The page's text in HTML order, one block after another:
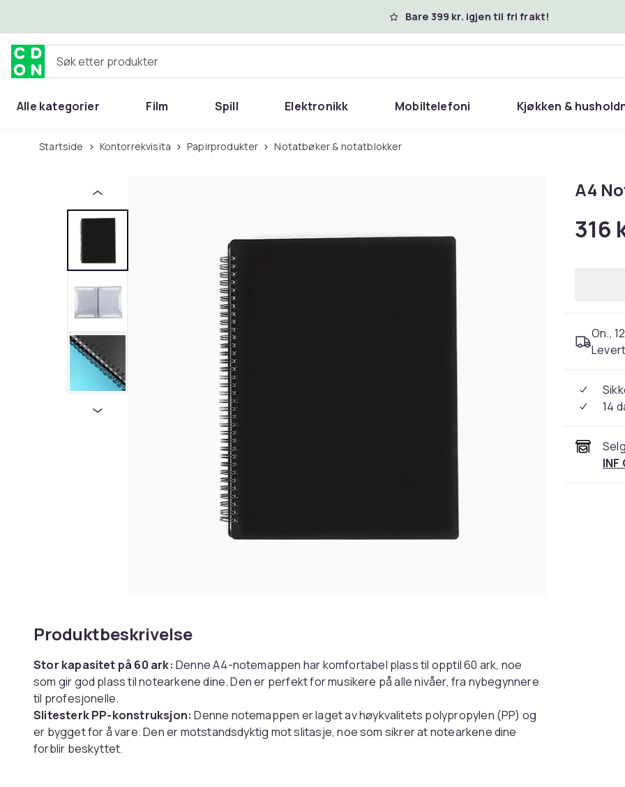
Bare 399 kr. igjen til fri frakt!
Søk etter produkter
Alle kategorier Film Spill Elektronikk Mobiltelefoni Kjøkken &
Startside Kontorrekvisita Papirprodukter Notatbøker & notatblokker
Produktbeskrivelse
Stor kapasitet på 60 ark: Denne A4-notemappen har komfortabel plass til opptil 60 ark, noe
som gir god plass til notearkene dine. Den er perfekt for musikere på alle nivåer, fra nybegynnere
til profesjonelle.
Slitesterk PP-konstruksjon: Denne notemappen er laget av høykvalitets polypropylen (PP) og
er bygget for å vare. Den er motstandsdyktig mot slitasje, noe som sikrer at notearkene dine
forblir beskyttet.
A4
316
On.,
14
INF